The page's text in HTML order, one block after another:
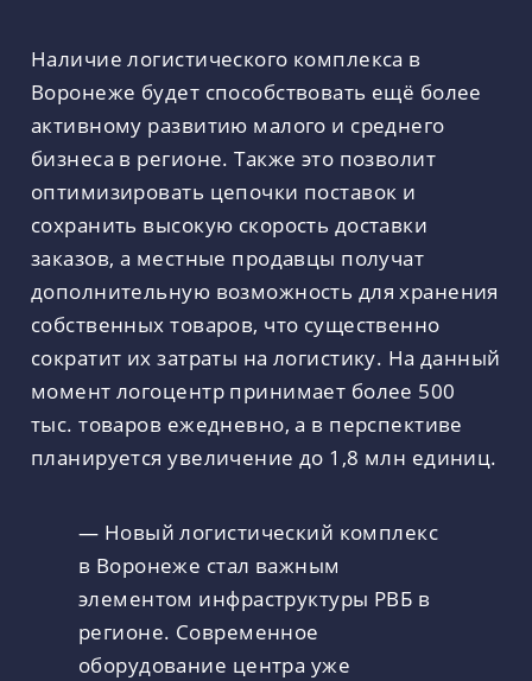
Наличие логистического комплекса в
Воронеже будет способствовать ещё более
активному развитию малого и среднего
бизнеса в регионе. Также это позволит
оптимизировать цепочки поставок и
сохранить высокую скорость доставки
заказов, а местные продавцы получат
дополнительную возможность для хранения
собственных товаров, что существенно
сократит их затраты на логистику. На данный
момент логоцентр принимает более 500
тыс. товаров ежедневно, а в перспективе
планируется увеличение до 1,8 млн единиц.
— Новый логистический комплекс
в Воронеже стал важным
элементом инфраструктуры РВБ в
регионе. Современное
оборудование центра уже